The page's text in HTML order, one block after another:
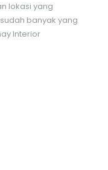
lokasi yang
banyak yang
Interior